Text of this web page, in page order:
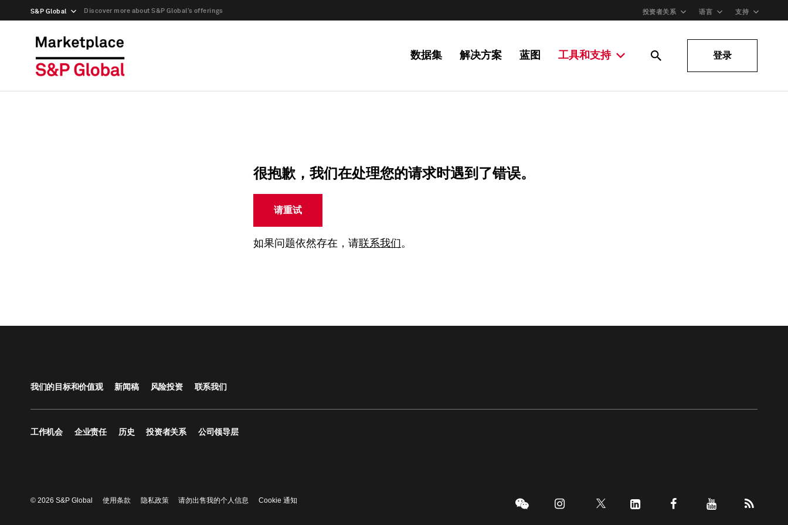
S&P Global Discover more about S&P Global’s offerings 投资者关系 语言 支持
数据集 解决方案 蓝图 工具和支持 登录
很抱歉，我们在处理您的请求时遇到了错误。
请重试
如果问题依然存在，请联系我们 。
我们的目标和价值观 新闻稿 风险投资 联系我们
工作机会 企业责任 历史 投资者关系 公司领导层
© 2026 S&P Global 使用条款 隐私政策 请勿出售我的个人信息 Cookie 通知